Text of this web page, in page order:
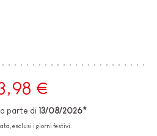
€
parte di 13/08/2026*
esclusi i giorni festivi.